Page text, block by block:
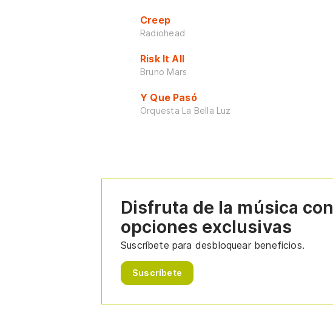
Creep
Radiohead
Risk It All
Bruno Mars
Y Que Pasó
Orquesta La Bella Luz
Disfruta de la música con
opciones exclusivas
Suscríbete para desbloquear beneficios.
Suscríbete